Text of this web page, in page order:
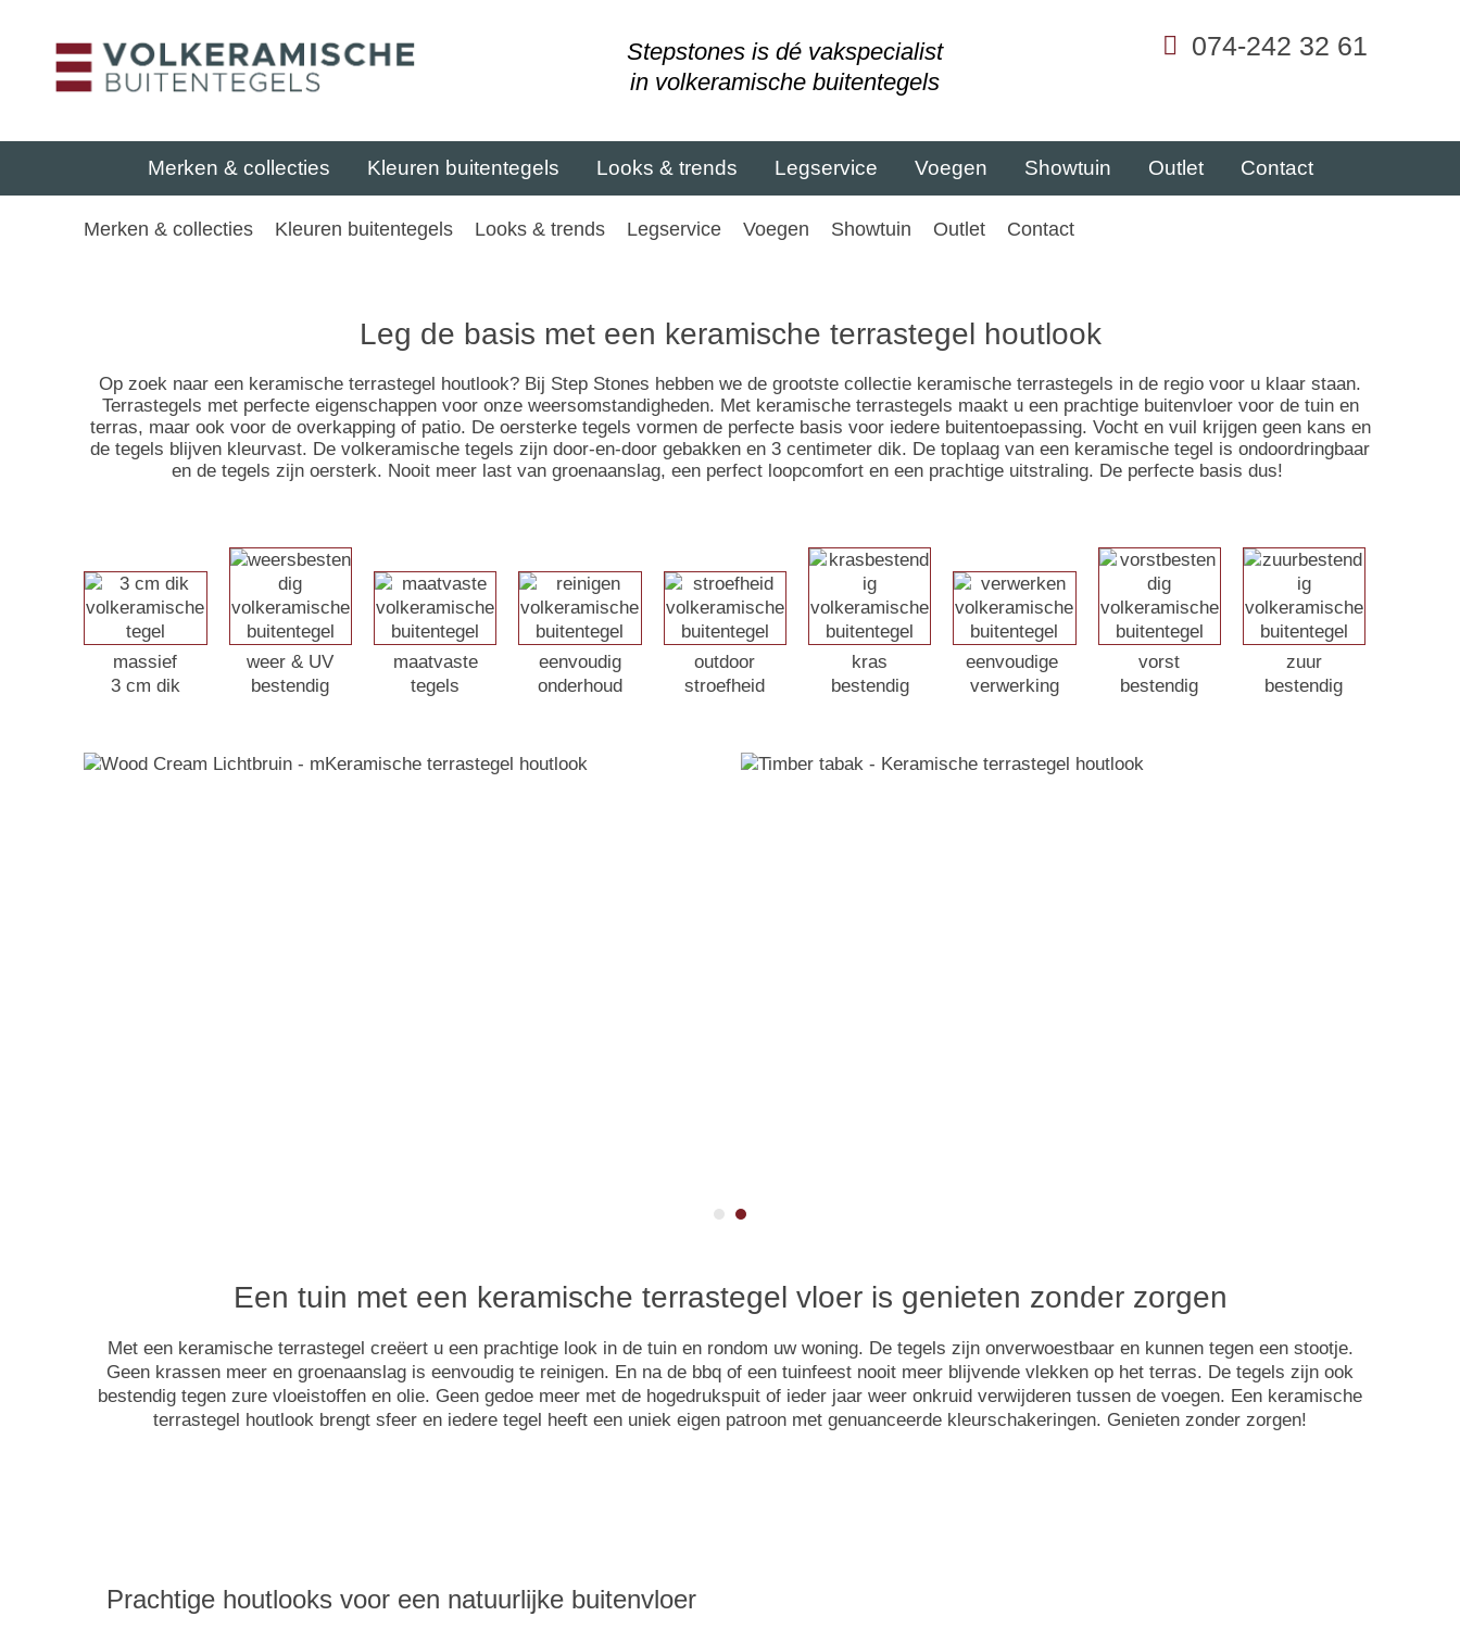
Stepstones is dé vakspecialist
in volkeramische buitentegels
074-242 32 61
Merken & collecties Kleuren buitentegels Looks & trends Legservice Voegen Showtuin Outlet Contact
Merken & collecties Kleuren buitentegels Looks & trends Legservice Voegen Showtuin Outlet Contact
Leg de basis met een keramische terrastegel houtlook
Op zoek naar een keramische terrastegel houtlook? Bij Step Stones hebben we de grootste collectie keramische terrastegels in de regio voor u klaar staan.
Terrastegels met perfecte eigenschappen voor onze weersomstandigheden. Met keramische terrastegels maakt u een prachtige buitenvloer voor de tuin en
terras, maar ook voor de overkapping of patio. De oersterke tegels vormen de perfecte basis voor iedere buitentoepassing. Vocht en vuil krijgen geen kans en
de tegels blijven kleurvast. De volkeramische tegels zijn door-en-door gebakken en 3 centimeter dik. De toplaag van een keramische tegel is ondoordringbaar
en de tegels zijn oersterk. Nooit meer last van groenaanslag, een perfect loopcomfort en een prachtige uitstraling. De perfecte basis dus!
massief
3 cm dik
weer & UV
bestendig
maatvaste
tegels
eenvoudig
onderhoud
outdoor
stroefheid
kras
bestendig
eenvoudige
verwerking
vorst
bestendig
zuur
bestendig
Een tuin met een keramische terrastegel vloer is genieten zonder zorgen
Met een keramische terrastegel creëert u een prachtige look in de tuin en rondom uw woning. De tegels zijn onverwoestbaar en kunnen tegen een stootje.
Geen krassen meer en groenaanslag is eenvoudig te reinigen. En na de bbq of een tuinfeest nooit meer blijvende vlekken op het terras. De tegels zijn ook
bestendig tegen zure vloeistoffen en olie. Geen gedoe meer met de hogedrukspuit of ieder jaar weer onkruid verwijderen tussen de voegen. Een keramische
terrastegel houtlook brengt sfeer en iedere tegel heeft een uniek eigen patroon met genuanceerde kleurschakeringen. Genieten zonder zorgen!
Prachtige houtlooks voor een natuurlijke buitenvloer